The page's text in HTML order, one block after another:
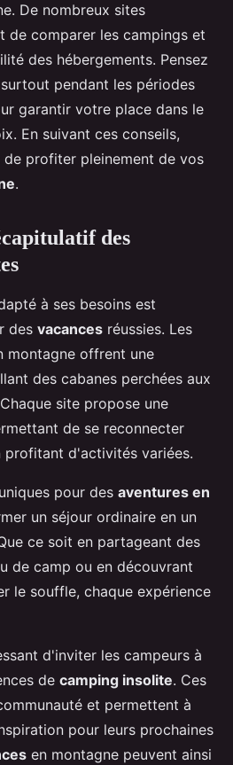
De nombreux sites
de comparer les campings et
des hébergements. Pensez
pendant les périodes
garantir votre place dans le
En suivant ces conseils,
de profiter pleinement de vos
.
des
à ses besoins est
des vacances réussies. Les
montagne offrent une
des cabanes perchées aux
site propose une
de se reconnecter
profitant d'activités variées.
pour des aventures en
un séjour ordinaire en un
ce soit en partageant des
de camp ou en découvrant
le souffle, chaque expérience
d'inviter les campeurs à
de camping insolite. Ces
et permettent à
pour leurs prochaines
en montagne peuvent ainsi